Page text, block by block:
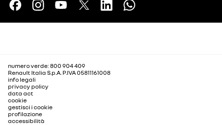
numero verde: 800 904 409
Renault Italia S.p.A. P.IVA 05811161008
info legali
privacy policy
data act
cookie
gestisci i cookie
profilazione
accessibilità